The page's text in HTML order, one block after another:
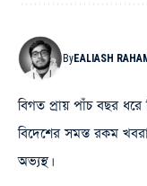
ByEALIASH
বিগত প্রায় পাঁচ বছর ধরে
বিদেশের সমস্ত রকম
অভ্যস্থ।